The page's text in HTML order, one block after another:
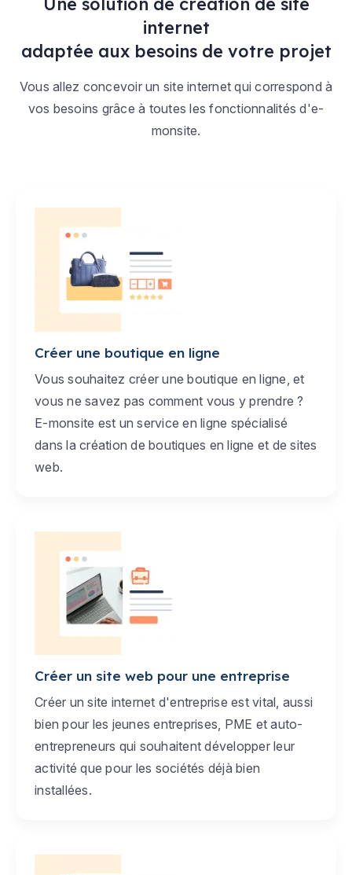
internet
adaptée aux besoins de votre projet
Vous allez concevoir un site internet qui correspond à
vos besoins grâce à toutes les fonctionnalités d'e-
monsite.
Créer une boutique en ligne
Vous souhaitez créer une boutique en ligne, et
vous ne savez pas comment vous y prendre ?
E-monsite est un service en ligne spécialisé
dans la création de boutiques en ligne et de sites
web.
Créer un site web pour une entreprise
Créer un site internet d'entreprise est vital, aussi
bien pour les jeunes entreprises, PME et auto-
entrepreneurs qui souhaitent développer leur
activité que pour les sociétés déjà bien
installées.